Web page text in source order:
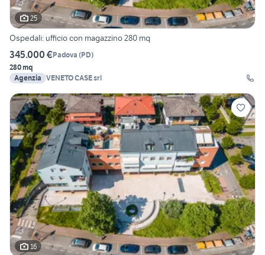
25
Ospedali: ufficio con magazzino 280 mq
345.000 €Padova (PD)
280 mq
Agenzia VENETO CASE srl
16